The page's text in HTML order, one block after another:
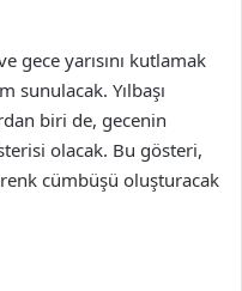
gece yarısını kutlamak
Yılbaşı
biri de, gecenin
olacak. Bu gösteri,
cümbüşü oluşturacak